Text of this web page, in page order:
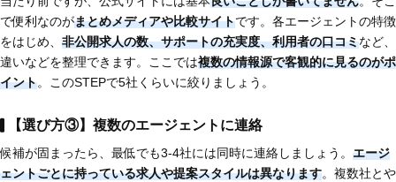
で便利なのがまとめメディアや比較サイトです。各エージェントの特徴
をはじめ、 非公開求人の数、サポートの充実度、利用者の口コミなど、
違いなどを整理できます。ここでは複数の情報源で客観的に見るのがポ
イント。このSTEPで5社くらいに絞りましょう。
【選び方③】複数のエージェントに連絡
候補が固まったら、最低でも3-4社には同時に連絡しましょう。 エージ
ェントごとに持っている求人や提案スタイルは異なります。複数社とや